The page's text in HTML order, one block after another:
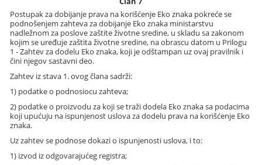
Postupak za dobijanje prava na korišćenje Eko znaka pokreće se
podnošenjem zahteva za dobijanje Eko znaka ministarstvu
nadležnom za poslove zaštite životne sredine, u skladu sa zakonom
kojim se uređuje zaštita životne sredine, na obrascu datom u Prilogu
1 - Zahtev za dodelu Eko znaka, koji je odštampan uz ovaj pravilnik i
čini njegov sastavni deo.
Zahtev iz stava 1. ovog člana sadrži:
1) podatke o podnosiocu zahteva;
2) podatke o proizvodu za koji se traži dodela Eko znaka sa podacima
koji upućuju na ispunjenost uslova za dodelu prava na korišćenje Eko
znaka.
Uz zahtev se podnose dokazi o ispunjenosti uslova, i to:
1) izvod iz odgovarajućeg registra;